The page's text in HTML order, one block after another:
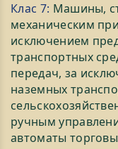
Клас 7: Машины,
механическим
исключением
транспортных
передач, за
наземных
ручным
автоматы